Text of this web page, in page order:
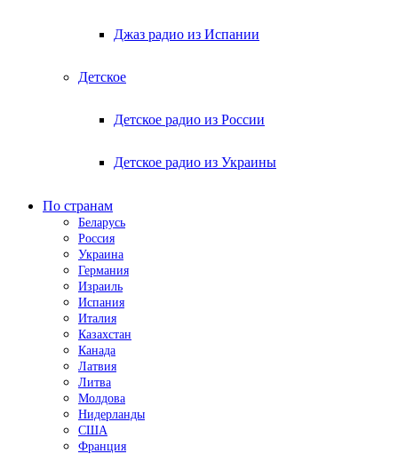
Джаз радио из Испании
Детское
Детское радио из России
Детское радио из Украины
По странам
Беларусь
Россия
Украина
Германия
Израиль
Испания
Италия
Казахстан
Канада
Латвия
Литва
Молдова
Нидерланды
США
Франция